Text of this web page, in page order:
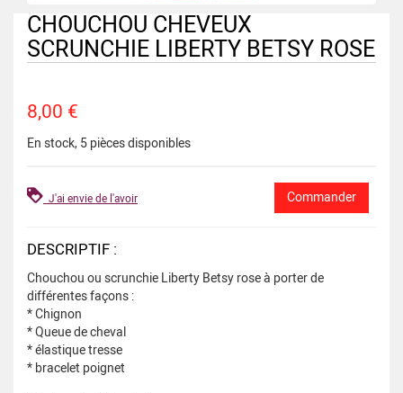
CHOUCHOU CHEVEUX
SCRUNCHIE LIBERTY BETSY ROSE
8,00 €
En stock, 5 pièces disponibles
J'ai envie de l'avoir
DESCRIPTIF :
Chouchou ou scrunchie Liberty Betsy rose à porter de
différentes façons :
* Chignon
* Queue de cheval
* élastique tresse
* bracelet poignet